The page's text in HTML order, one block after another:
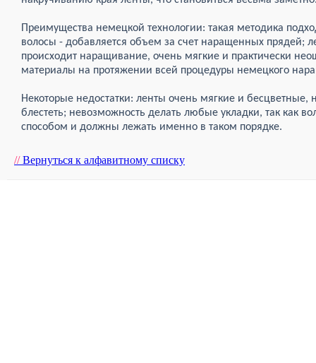
Преимущества немецкой технологии: такая методика
волосы - добавляется объем за счет наращенных прядей;
происходит наращивание, очень мягкие и практически
материалы на протяжении всей процедуры немецкого
Некоторые недостатки: ленты очень мягкие и бесцветные,
блестеть; невозможность делать любые укладки, так как
способом и должны лежать именно в таком порядке.
//Вернуться к алфавитному списку